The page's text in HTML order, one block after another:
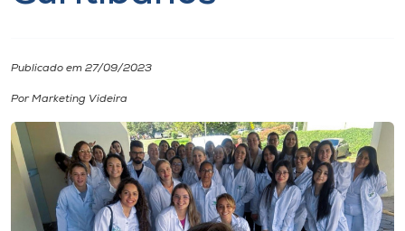
Cultura
CPA
Biblioteca
Publicado em 27/09/2023
Por Marketing Videira